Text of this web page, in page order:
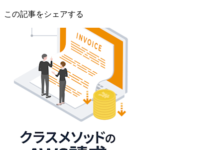
この記事をシェアする